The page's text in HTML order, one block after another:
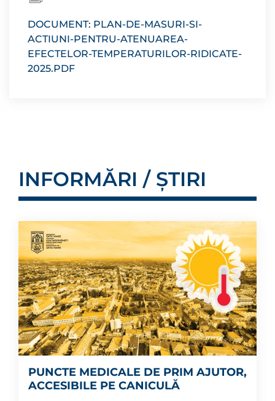
DOCUMENT: PLAN-DE-MASURI-SI-
ACTIUNI-PENTRU-ATENUAREA-
EFECTELOR-TEMPERATURILOR-RIDICATE-
2025.PDF
INFORMĂRI / ȘTIRI
PUNCTE MEDICALE DE PRIM AJUTOR,
ACCESIBILE PE CANICULĂ